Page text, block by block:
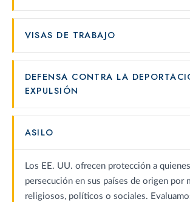
VISAS DE TRABAJO
DEFENSA CONTRA LA
EXPULSIÓN
ASILO
Los EE. UU. ofrecen protección a
persecución en sus países de origen por
religiosos, políticos o sociales.